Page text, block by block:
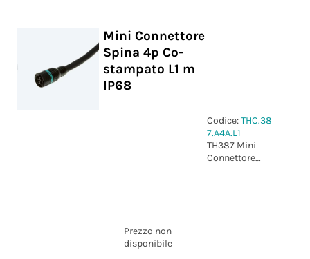
Mini Connettore
Spina 4p Co-
stampato L1 m
IP68
Codice:THC.38
7.A4A.L1
TH387 Mini
Connettore
Prezzo non
disponibile